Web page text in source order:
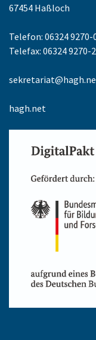
67454 Haßloch
Telefon: 06324 9270-
Telefax: 06324 9270-
hagh.net